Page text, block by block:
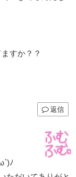
すか？？
返信
ﾉ